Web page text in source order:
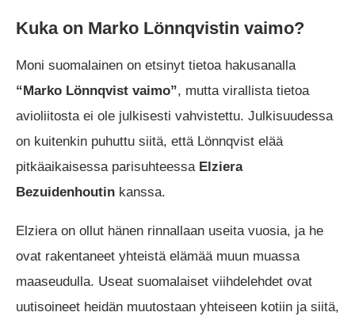
Kuka on Marko Lönnqvistin vaimo?
Moni suomalainen on etsinyt tietoa hakusanalla
“Marko Lönnqvist vaimo”, mutta virallista tietoa
avioliitosta ei ole julkisesti vahvistettu. Julkisuudessa
on kuitenkin puhuttu siitä, että Lönnqvist elää
pitkäaikaisessa parisuhteessa Elziera
Bezuidenhoutin kanssa.
Elziera on ollut hänen rinnallaan useita vuosia, ja he
ovat rakentaneet yhteistä elämää muun muassa
maaseudulla. Useat suomalaiset viihdelehdet ovat
uutisoineet heidän muutostaan yhteiseen kotiin ja siitä,